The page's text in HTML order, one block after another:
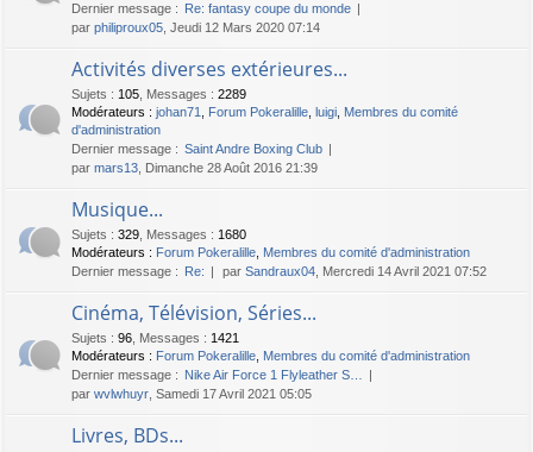
Dernier message : Re: fantasy coupe du monde
par philiproux05 , Jeudi 12 Mars 2020 07:14
Activités diverses extérieures...
Sujets : 105 Messages : 2289
Modérateurs : johan71 Forum Pokeralille luigi Membres du comité
d'administration
Dernier message : Saint Andre Boxing Club
par mars13 , Dimanche 28 Août 2016 21:39
Musique...
Sujets : 329 Messages : 1680
Modérateurs : Forum Pokeralille Membres du comité d'administration
Dernier message : Re: par Sandraux04 , Mercredi 14 Avril 2021 07:52
Cinéma, Télévision, Séries...
Sujets : 96 Messages : 1421
Modérateurs : Forum Pokeralille Membres du comité d'administration
Dernier message : Nike Air Force 1 Flyleather S…
par wvlwhuyr , Samedi 17 Avril 2021 05:05
Livres, BDs...